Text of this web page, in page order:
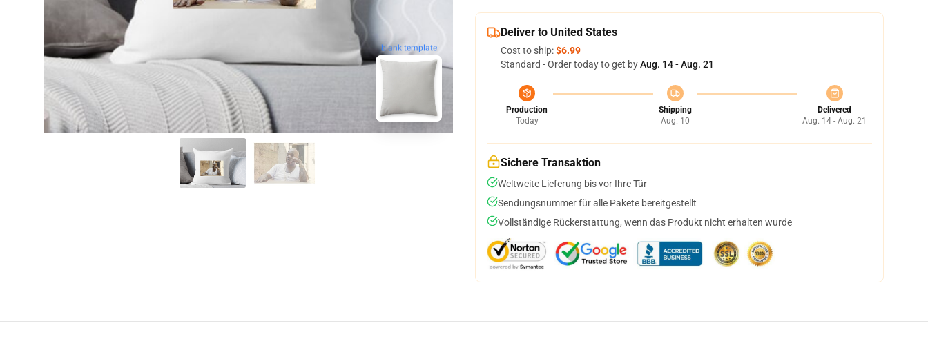
blank template
Deliver to United States
Cost to ship:$6.99
Standard - Order today to get byAug. 14 - Aug. 21
Production
Today
Shipping
Aug. 10
Delivered
Aug. 14 - Aug. 21
Sichere Transaktion
Weltweite Lieferung bis vor Ihre Tür
Sendungsnummer für alle Pakete bereitgestellt
Vollständige Rückerstattung, wenn das Produkt nicht erhalten wurde